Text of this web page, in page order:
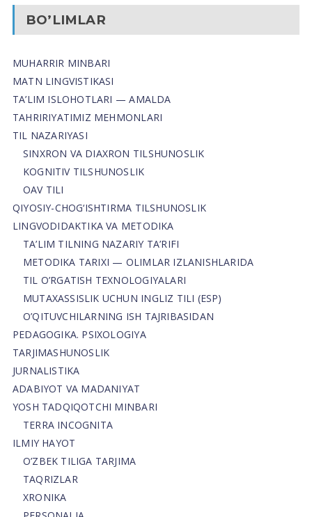
BO’LIMLAR
MUHARRIR MINBARI
MATN LINGVISTIKASI
TA’LIM ISLOHOTLARI — AMALDA
TAHRIRIYATIMIZ MEHMONLARI
TIL NAZARIYASI
SINXRON VA DIAXRON TILSHUNOSLIK
KOGNITIV TILSHUNOSLIK
OAV TILI
QIYOSIY-CHOG‘ISHTIRMA TILSHUNOSLIK
LINGVODIDAKTIKA VA METODIKA
TA’LIM TILNING NAZARIY TA’RIFI
METODIKA TARIXI — OLIMLAR IZLANISHLARIDA
TIL O’RGATISH TEXNOLOGIYALARI
MUTAXASSISLIK UCHUN INGLIZ TILI (ESP)
O’QITUVCHILARNING ISH TAJRIBASIDAN
PEDAGOGIKA. PSIXOLOGIYA
TARJIMASHUNOSLIK
JURNALISTIKA
ADABIYOT VA MADANIYAT
YOSH TADQIQOTCHI MINBARI
TERRA INCOGNITA
ILMIY HAYOT
O’ZBEK TILIGA TARJIMA
TAQRIZLAR
XRONIKA